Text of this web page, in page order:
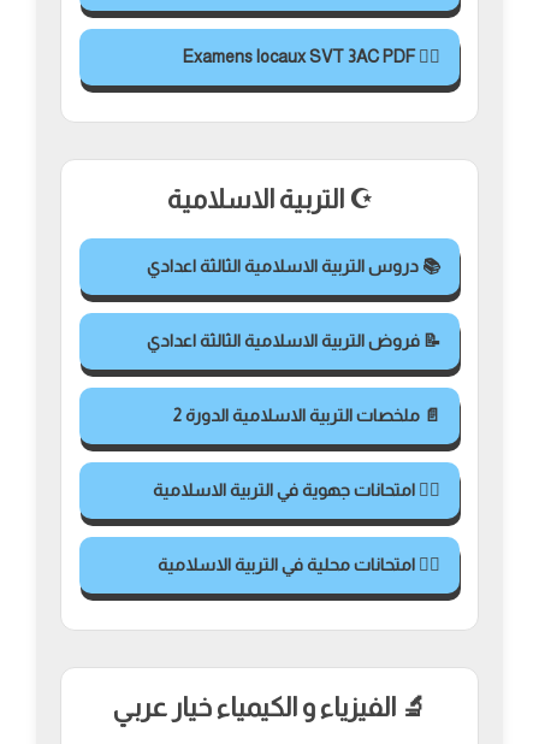
✍🏻 Examens locaux SVT 3AC PDF
☪️ التربية الاسلامية
📚 دروس التربية الاسلامية الثالثة اعدادي
📝 فروض التربية الاسلامية الثالثة اعدادي
📄 ملخصات التربية الاسلامية الدورة 2
✍🏻 امتحانات جهوية في التربية الاسلامية
✍🏻 امتحانات محلية في التربية الاسلامية
🔬 الفيزياء و الكيمياء خيار عربي